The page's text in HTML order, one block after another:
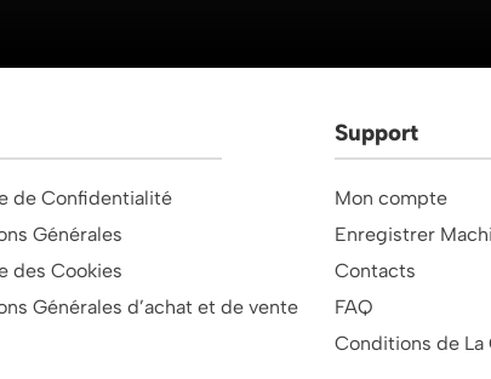
de Confidentialité
Générales
des Cookies
Générales d’achat et de vente
Support
Mon compte
Enregistrer
Contacts
FAQ
Conditions de La